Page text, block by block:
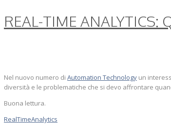
REAL-TIME ANALYTICS:
Nel nuovo numero di Automation Technology un
diversità e le problematiche che si devo affrontare
Buona lettura.
RealTimeAnalytics